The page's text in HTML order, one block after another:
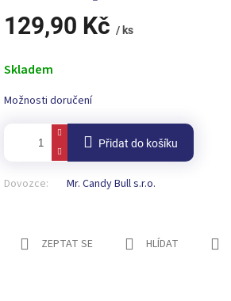
129,90 Kč / ks
cena:
Skladem
Možnosti doručení
Přidat do košíku
Dovozce: Mr. Candy Bull s.r.o.
ZEPTAT SE HLÍDAT